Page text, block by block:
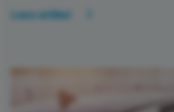
Lees artikel